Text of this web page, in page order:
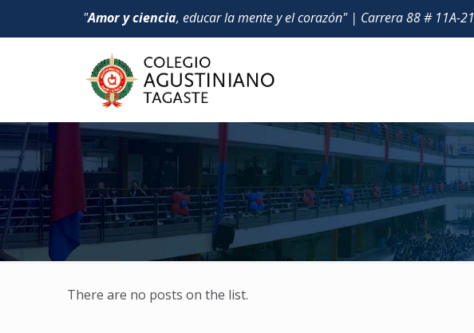
"Amor y ciencia, educar la mente y el corazón" | Carrera 88 # 11A-21
There are no posts on the list.